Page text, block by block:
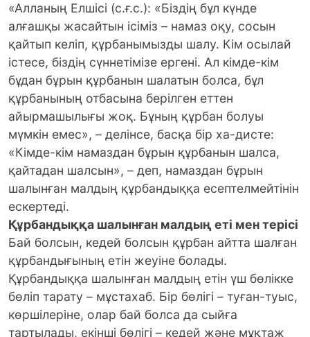
«Алланың Елшісі (с.ғ.с.): «Біздің бұл күнде
алғашқы жасайтын ісіміз – намаз оқу, сосын
қайтып келіп, құрбанымызды шалу. Кім осылай
істесе, біздің сүннетімізе ергені. Ал кімде-кім
бұдан бұрын құрбанын шалатын болса, бұл
құрбанының отбасына берілген еттен
айырмашылығы жоқ. Бұның құрбан болуы
мүмкін емес», – делінсе, басқа бір ха-дисте:
«Кімде-кім намаздан бұрын құрбанын шалса,
қайтадан шалсын», – деп, намаздан бұрын
шалынған малдың құрбандыққа есептелмейтінін
ескертеді.
Құрбандыққа шалынған малдың еті мен терісі
Бай болсын, кедей болсын құрбан айтта шалған
құрбандығының етін жеуіне болады.
Құрбандыққа шалынған малдың етін үш бөлікке
бөліп тарату – мұстахаб. Бір бөлігі – туған-туыс,
көршілеріне, олар бай болса да сыйға
тартылады, екінші бөлігі – кедей және мұқтаж